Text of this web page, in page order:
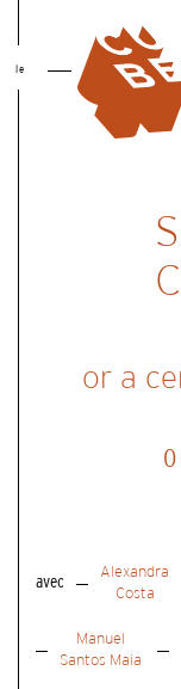
le
or a
avec
Alexandra
Costa
Manuel
Santos Maia